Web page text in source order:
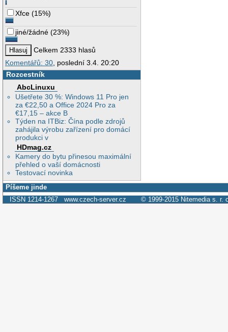
Xfce (15%)
jiné/žádné (23%)
Celkem 2333 hlasů
Komentářů: 30, poslední 3.4. 20:20
Rozcestník
AbcLinuxu
Ušetřete 30 %: Windows 11 Pro jen
za €22,50 a Office 2024 Pro za
€17,15 – akce B
Týden na ITBiz: Čína podle zdrojů
zahájila výrobu zařízení pro domácí
produkci v
HDmag.cz
Kamery do bytu přinesou maximální
přehled o vaší domácnosti
Testovací novinka
Píšeme jinde
ISSN 1214-1267 www.czech-server.cz © 1999-2015 Nitemedia s. r.